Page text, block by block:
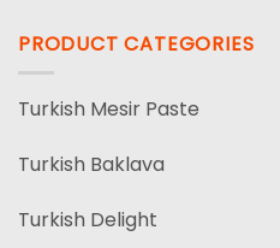
PRODUCT CATEGORIES
Turkish Mesir Paste
Turkish Baklava
Turkish Delight